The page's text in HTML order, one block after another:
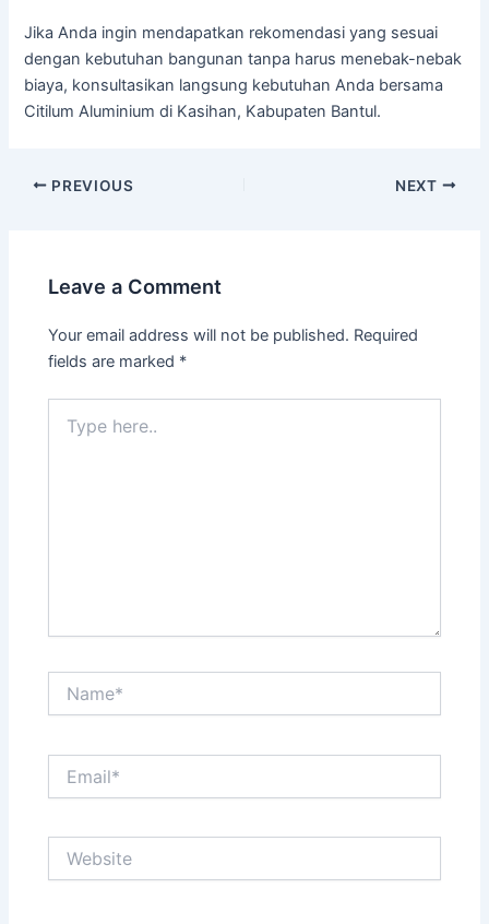
Jika Anda ingin mendapatkan rekomendasi yang sesuai
dengan kebutuhan bangunan tanpa harus menebak-nebak
biaya, konsultasikan langsung kebutuhan Anda bersama
Citilum Aluminium di Kasihan, Kabupaten Bantul.
PREVIOUS NEXT
Leave a Comment
Your email address will not be published. Required
fields are marked *
here..